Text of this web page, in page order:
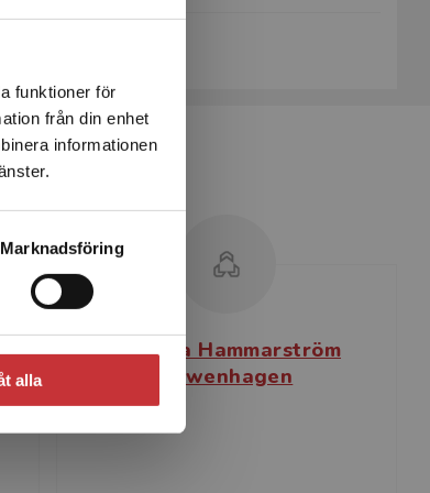
funktioner för
från din enhet
informationen
Marknadsföring
alla
Birgitta Hammarström
Lewenhagen